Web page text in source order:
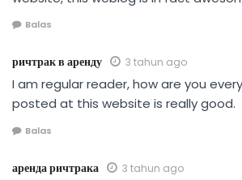
Balas
ричтрак в аренду 3 tahun ago
I am regular reader, how are you
posted at this website is really good.
Balas
аренда ричтрака 3 tahun ago